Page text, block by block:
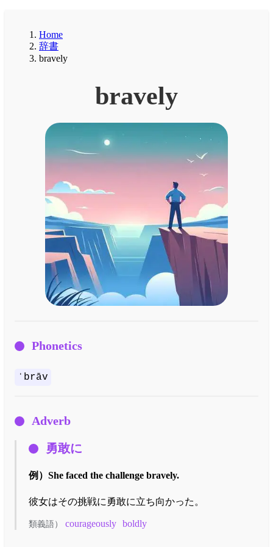
Home
辞書
bravely
bravely
Phonetics
ˈbrāv
Adverb
勇敢に
例） She faced the challenge bravely.
彼女はその挑戦に勇敢に立ち向かった。
類義語） courageously boldly